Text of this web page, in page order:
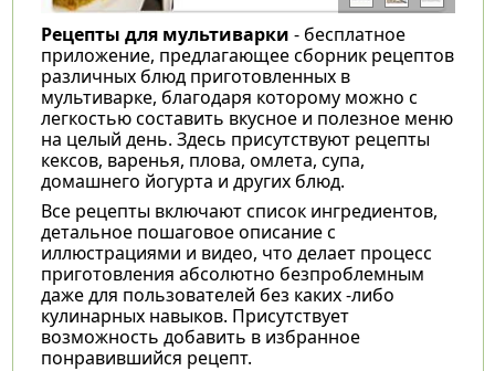
Рецепты для мультиварки - бесплатное
приложение, предлагающее сборник рецептов
различных блюд приготовленных в
мультиварке, благодаря которому можно с
легкостью составить вкусное и полезное меню
на целый день. Здесь присутствуют рецепты
кексов, варенья, плова, омлета, супа,
домашнего йогурта и других блюд.
Все рецепты включают список ингредиентов,
детальное пошаговое описание с
иллюстрациями и видео, что делает процесс
приготовления абсолютно безпроблемным
даже для пользователей без каких -либо
кулинарных навыков. Присутствует
возможность добавить в избранное
понравившийся рецепт.